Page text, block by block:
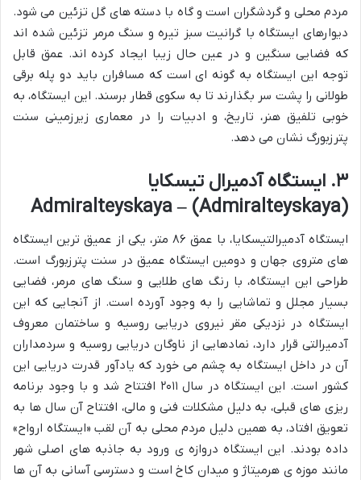
مردم محلی و گردشگران است و گاه با دسته های گل تزئین می شود.
دیوارهای ایستگاه با گرانیت سبز تیره و سنگ مرمر تزئین شده اند
که فضایی سنگین و در عین حال زیبا ایجاد کرده اند. عمق قابل
توجه این ایستگاه به گونه ای است که مسافران باید دو پله برقی
طولانی را پشت سر بگذارند تا به سکوی قطار برسند. این ایستگاه، به
خوبی تلفیق هنر، تاریخ، و ادبیات را در معماری زیرزمینی سنت
پترزبورگ نشان می دهد.
۳. ایستگاه آدمیرال تیسکایا
(Admiralteyskaya) – Admiralteyskaya
ایستگاه آدمیرالتیسکایا، با عمق ۸۶ متر، یکی از عمیق ترین ایستگاه
های متروی جهان و دومین ایستگاه عمیق در سنت پترزبورگ است.
طراحی این ایستگاه، با رنگ های طلایی و سنگ های مرمر، فضایی
بسیار مجلل و تماشایی را به وجود آورده است. از آنجایی که این
ایستگاه در نزدیکی مقر نیروی دریایی روسیه و ساختمان معروف
آدمیرالتی قرار دارد، نمادهایی از ناوگان دریایی روسیه و سردمداران
آن در داخل ایستگاه به چشم می خورد که یادآور قدرت دریایی این
کشور است. این ایستگاه در سال ۲۰۱۱ افتتاح شد و با وجود برنامه
ریزی های قبلی، به دلیل مشکلات فنی و مالی، افتتاح آن سال ها به
تعویق افتاد، به همین دلیل مردم محلی به آن لقب «ایستگاه ارواح»
داده بودند. این ایستگاه دروازه ی ورود به جاذبه های اصلی شهر
مانند موزه ی هرمیتاژ و میدان کاخ است و دسترسی آسانی به آن ها